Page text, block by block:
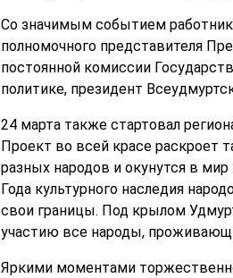
Со значимым событием
полномочного представителя
постоянной комиссии
политике, президент
24 марта также стартовал
Проект во всей красе раскроет
разных народов и окунутся в
Года культурного наследия
свои границы. Под крылом
участию все народы,
Яркими моментами